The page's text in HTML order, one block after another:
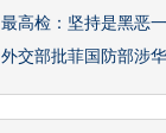
最高检：坚持是黑恶
外交部批菲国防部涉